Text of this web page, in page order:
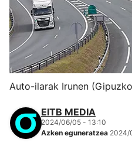
Auto-ilarak Irunen
EITB MEDIA
2024/06/05 - 13:10
Azken eguneratzea 2024/